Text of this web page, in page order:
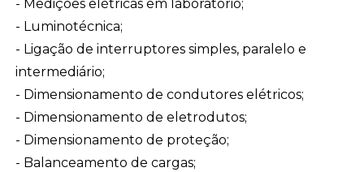
- Medições elétricas em laboratório;
- Luminotécnica;
- Ligação de interruptores simples, paralelo e
intermediário;
- Dimensionamento de condutores elétricos;
- Dimensionamento de eletrodutos;
- Dimensionamento de proteção;
- Balanceamento de cargas;